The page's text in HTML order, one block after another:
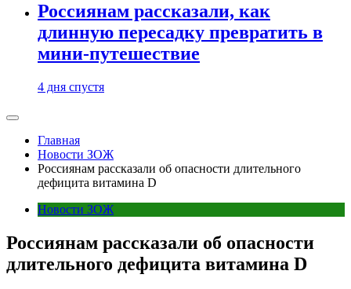
Россиянам рассказали, как
длинную пересадку превратить в
мини-путешествие
4 дня спустя
Главная
Новости ЗОЖ
Россиянам рассказали об опасности длительного
дефицита витамина D
Новости ЗОЖ
Россиянам рассказали об опасности
длительного дефицита витамина D